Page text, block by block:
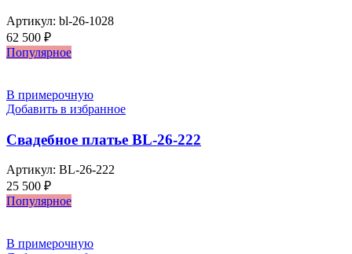
Артикул: bl-26-1028
62 500 ₽
Популярное
В примерочную
Добавить в избранное
Свадебное платье BL-26-222
Артикул: BL-26-222
25 500 ₽
Популярное
В примерочную